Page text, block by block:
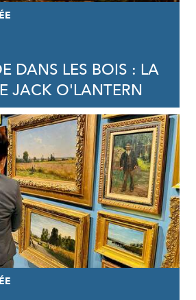
DANS LES BOIS : LA
JACK O'LANTERN